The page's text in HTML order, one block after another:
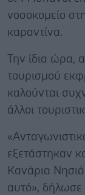
νοσοκομείο
καραντίνα.
Την ίδια ώρα,
τουρισμού
καλούνται
άλλοι
εξετάστηκαν
Κανάρια
αυτό»,